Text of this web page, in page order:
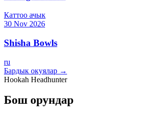
Каттоо ачык
30 Nov 2026
Shisha Bowls
ru
Бардык окуялар →
Hookah Headhunter
Бош орундар